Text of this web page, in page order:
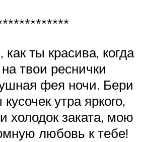
ты красива, когда
твои реснички
фея ночи. Бери
утра яркого,
холодок заката, мою
любовь к тебе!